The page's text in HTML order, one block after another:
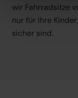
wir Fahrradsitze
nur für Ihre
sicher sind.